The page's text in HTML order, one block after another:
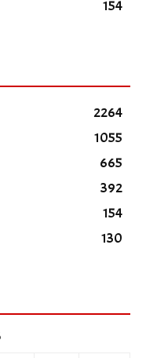
154
2264
1055
665
392
154
130